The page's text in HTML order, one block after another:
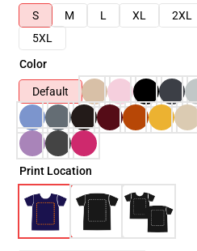
S
M L XL 2XL
5XL
Color
Default
Print Location